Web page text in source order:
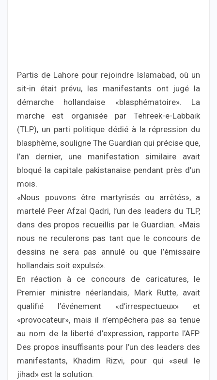
Partis de Lahore pour rejoindre Islamabad, où un
sit-in était prévu, les manifestants ont jugé la
démarche hollandaise «blasphématoire». La
marche est organisée par Tehreek-e-Labbaik
(TLP), un parti politique dédié à la répression du
blasphème, souligne The Guardian qui précise que,
l’an dernier, une manifestation similaire avait
bloqué la capitale pakistanaise pendant près d’un
mois.
«Nous pouvons être martyrisés ou arrêtés», a
martelé Peer Afzal Qadri, l’un des leaders du TLP,
dans des propos recueillis par le Guardian. «Mais
nous ne reculerons pas tant que le concours de
dessins ne sera pas annulé ou que l’émissaire
hollandais soit expulsé».
En réaction à ce concours de caricatures, le
Premier ministre néerlandais, Mark Rutte, avait
qualifié l’événement «d’irrespectueux» et
«provocateur», mais il n’empêchera pas sa tenue
au nom de la liberté d’expression, rapporte l’AFP.
Des propos insuffisants pour l’un des leaders des
manifestants, Khadim Rizvi, pour qui «seul le
jihad» est la solution.